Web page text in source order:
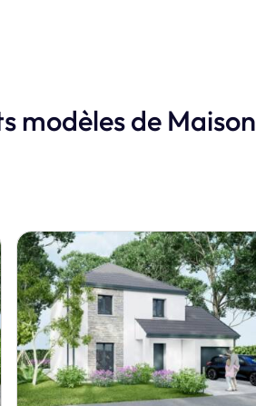
modèles de Maison